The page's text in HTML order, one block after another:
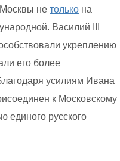
не только на
Василий III
укреплению
его более
усилиям Ивана
к Московскому
единого русского